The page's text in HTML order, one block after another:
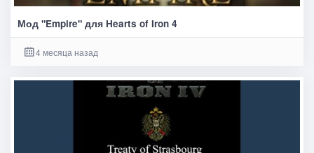
Мод "Empire" для Hearts of Iron 4
4 месяца назад